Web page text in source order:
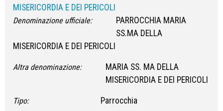
MISERICORDIA E DEI PERICOLI
Denominazione ufficiale:
PARROCCHIA MARIA
SS.MA DELLA
MISERICORDIA E DEI PERICOLI
Altra denominazione:
MARIA SS. MA DELLA
MISERICORDIA E DEI PERICOLI
Tipo: Parrocchia